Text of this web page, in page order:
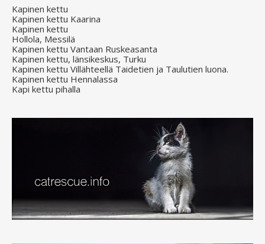
Kapinen kettu
Kapinen kettu Kaarina
Kapinen kettu
Hollola, Messilä
Kapinen kettu Vantaan Ruskeasanta
Kapinen kettu, länsikeskus, Turku
Kapinen kettu Villähteellä Taidetien ja Taulutien luona.
Kapinen kettu Hennalassa
Kapi kettu pihalla